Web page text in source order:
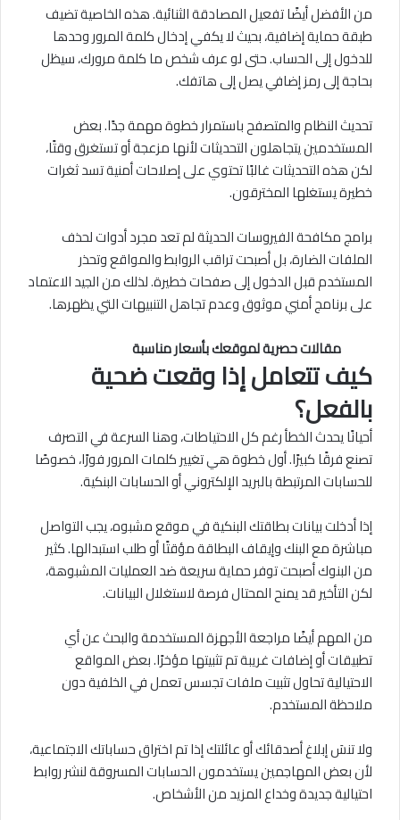
من الأفضل أيضًا تفعيل المصادقة الثنائية. هذه الخاصية تضيف
طبقة حماية إضافية، بحيث لا يكفي إدخال كلمة المرور وحدها
للدخول إلى الحساب. حتى لو عرف شخص ما كلمة مرورك، سيظل
بحاجة إلى رمز إضافي يصل إلى هاتفك.
تحديث النظام والمتصفح باستمرار خطوة مهمة جدًا. بعض
المستخدمين يتجاهلون التحديثات لأنها مزعجة أو تستغرق وقتًا،
لكن هذه التحديثات غالبًا تحتوي على إصلاحات أمنية تسد ثغرات
خطيرة يستغلها المخترقون.
برامج مكافحة الفيروسات الحديثة لم تعد مجرد أدوات لحذف
الملفات الضارة، بل أصبحت تراقب الروابط والمواقع وتحذر
المستخدم قبل الدخول إلى صفحات خطيرة. لذلك من الجيد الاعتماد
على برنامج أمني موثوق وعدم تجاهل التنبيهات التي يظهرها.
مقالات حصرية لموقعك بأسعار مناسبة
كيف تتعامل إذا وقعت ضحية
بالفعل؟
أحيانًا يحدث الخطأ رغم كل الاحتياطات، وهنا السرعة في التصرف
تصنع فرقًا كبيرًا. أول خطوة هي تغيير كلمات المرور فورًا، خصوصًا
للحسابات المرتبطة بالبريد الإلكتروني أو الحسابات البنكية.
إذا أدخلت بيانات بطاقتك البنكية في موقع مشبوه، يجب التواصل
مباشرة مع البنك وإيقاف البطاقة مؤقتًا أو طلب استبدالها. كثير
من البنوك أصبحت توفر حماية سريعة ضد العمليات المشبوهة،
لكن التأخير قد يمنح المحتال فرصة لاستغلال البيانات.
من المهم أيضًا مراجعة الأجهزة المستخدمة والبحث عن أي
تطبيقات أو إضافات غريبة تم تثبيتها مؤخرًا. بعض المواقع
الاحتيالية تحاول تثبيت ملفات تجسس تعمل في الخلفية دون
ملاحظة المستخدم.
ولا تنسَ إبلاغ أصدقائك أو عائلتك إذا تم اختراق حساباتك الاجتماعية،
لأن بعض المهاجمين يستخدمون الحسابات المسروقة لنشر روابط
احتيالية جديدة وخداع المزيد من الأشخاص.